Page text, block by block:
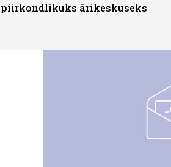
piirkondlikuks ärikeskuseks